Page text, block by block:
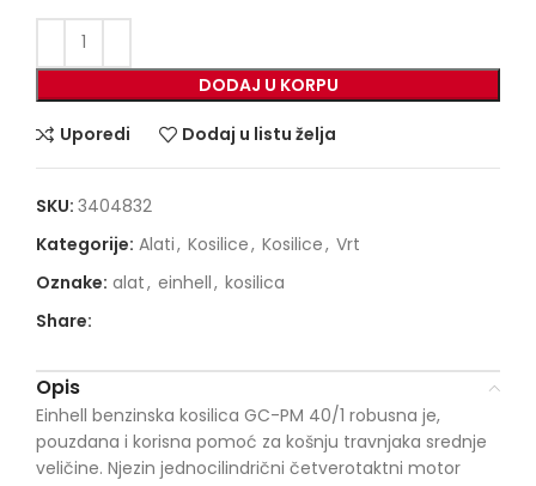
DODAJ U KORPU
Uporedi Dodaj u listu želja
SKU: 3404832
Kategorije: Alati, Kosilice, Kosilice, Vrt
Oznake: alat, einhell, kosilica
Share:
Opis
Einhell benzinska kosilica GC-PM 40/1 robusna je,
pouzdana i korisna pomoć za košnju travnjaka srednje
veličine. Njezin jednocilindrični četverotaktni motor